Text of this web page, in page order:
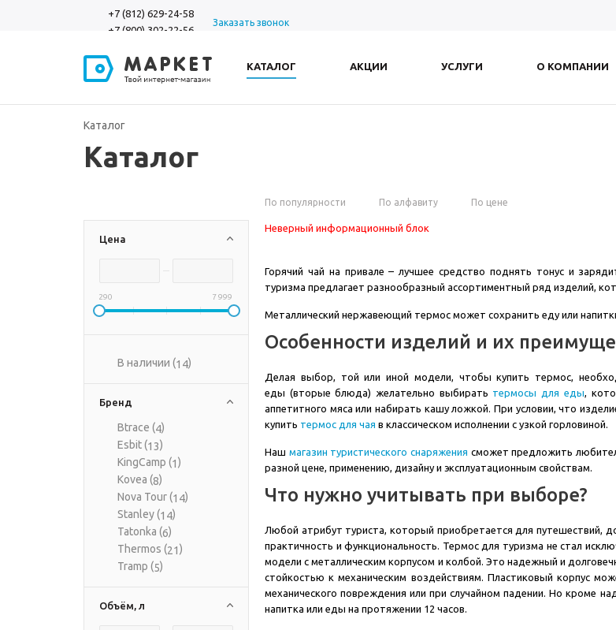
+7 (812) 629-24-58
+7 (800) 302-22-56
Заказать звонок
КАТАЛОГ АКЦИИ УСЛУГИ О КОМПАНИИ
Каталог
Каталог
Цена
290 7 999
В наличии (14)
Бренд
Btrace (4)
Esbit (13)
KingCamp (1)
Kovea (8)
Nova Tour (14)
Stanley (14)
Tatonka (6)
Thermos (21)
Tramp (5)
Объём, л
По популярности По алфавиту По цене
Неверный информационный блок
Горячий чай на привале – лучшее средство поднять тонус и
туризма предлагает разнообразный ассортиментный ряд изделий,
Металлический нержавеющий термос может сохранить еду или
Особенности изделий и их
Делая выбор, той или иной модели, чтобы купить термос,
еды (вторые блюда) желательно выбирать термосы для еды,
аппетитного мяса или набирать кашу ложкой. При условии, что
купить термос для чая в классическом исполнении с узкой горловиной.
Наш магазин туристического снаряжения сможет предложить
разной цене, применению, дизайну и эксплуатационным свойствам.
Что нужно учитывать при выборе?
Любой атрибут туриста, который приобретается для путешествий,
практичность и функциональность. Термос для туризма не стал
модели с металлическим корпусом и колбой. Это надежный и
стойкостью к механическим воздействиям. Пластиковый корпус
механического повреждения или при случайном падении. Но кроме
напитка или еды на протяжении 12 часов.